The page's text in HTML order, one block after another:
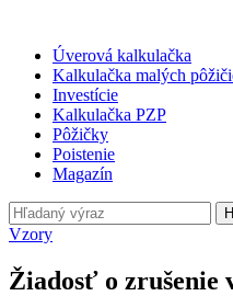
Úverová kalkulačka
Kalkulačka malých
Investície
Kalkulačka PZP
Pôžičky
Poistenie
Magazín
Vzory
Žiadosť o zrušenie